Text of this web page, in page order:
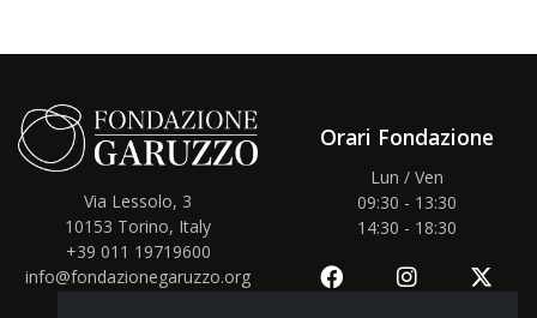
Via Lessolo, 3
10153 Torino, Italy
+39 011 19719600
info@fondazionegaruzzo.org
Orari Fondazione
Lun / Ven
09:30 - 13:30
14:30 - 18:30